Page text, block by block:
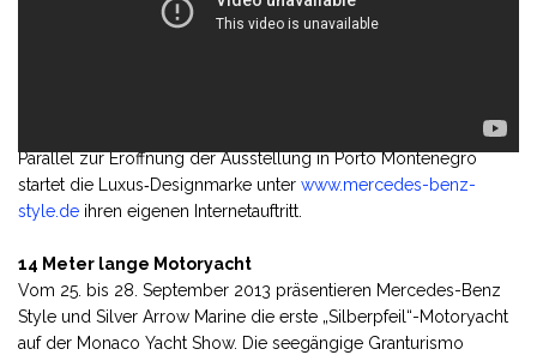
Parallel zur Eröffnung der Ausstellung in Porto Montenegro
startet die Luxus‑Designmarke unter www.mercedes-benz-
style.de ihren eigenen Internetauftritt.
14 Meter lange Motoryacht
Vom 25. bis 28. September 2013 präsentieren Mercedes-Benz
Style und Silver Arrow Marine die erste „Silberpfeil“-Motoryacht
auf der Monaco Yacht Show. Die seegängige Granturismo